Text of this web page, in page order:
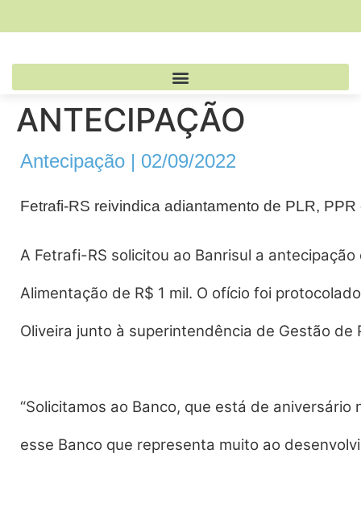
ANTECIPAÇÃO
Antecipação | 02/09/2022
Fetrafi-RS reivindica adiantamento de PLR,
A Fetrafi-RS solicitou ao Banrisul a
Alimentação de R$ 1 mil. O ofício foi
Oliveira junto à superintendência de Gestão
“Solicitamos ao Banco, que está de
esse Banco que representa muito ao